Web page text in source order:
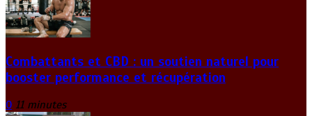
Combattants et CBD : un soutien naturel pour
booster performance et récupération
0 11 minutes